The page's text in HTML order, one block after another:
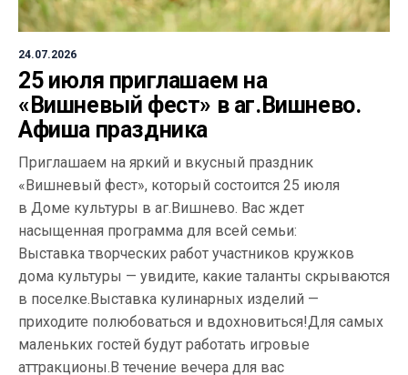
24.07.2026
25 июля приглашаем на
«Вишневый фест» в аг.Вишнево.
Афиша праздника
Приглашаем на яркий и вкусный праздник
«Вишневый фест», который состоится 25 июля
в Доме культуры в аг.Вишнево. Вас ждет
насыщенная программа для всей семьи:
Выставка творческих работ участников кружков
дома культуры — увидите, какие таланты скрываются
в поселке.Выставка кулинарных изделий —
приходите полюбоваться и вдохновиться!Для самых
маленьких гостей будут работать игровые
аттракционы.В течение вечера для вас